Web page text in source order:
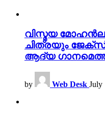
വിസ്മയ
ചിത്രയും ജേക്സ്
ആദ്യ
by Web Desk July